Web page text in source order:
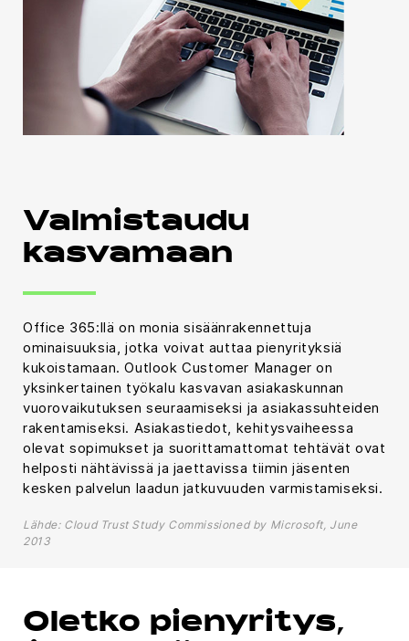
Valmistaudu
kasvamaan
Office 365:llä on monia sisäänrakennettuja
ominaisuuksia, jotka voivat auttaa pienyrityksiä
kukoistamaan. Outlook Customer Manager on
yksinkertainen työkalu kasvavan asiakaskunnan
vuorovaikutuksen seuraamiseksi ja asiakassuhteiden
rakentamiseksi. Asiakastiedot, kehitysvaiheessa
olevat sopimukset ja suorittamattomat tehtävät ovat
helposti nähtävissä ja jaettavissa tiimin jäsenten
kesken palvelun laadun jatkuvuuden varmistamiseksi.
Lähde: Cloud Trust Study Commissioned by Microsoft, June
2013
Oletko pienyritys,